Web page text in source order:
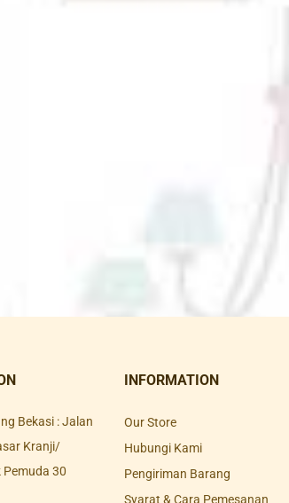
Bekasi : Jalan
Kranji/
30
INFORMATION
Our Store
Hubungi Kami
Pengiriman Barang
Syarat & Cara Pemesanan